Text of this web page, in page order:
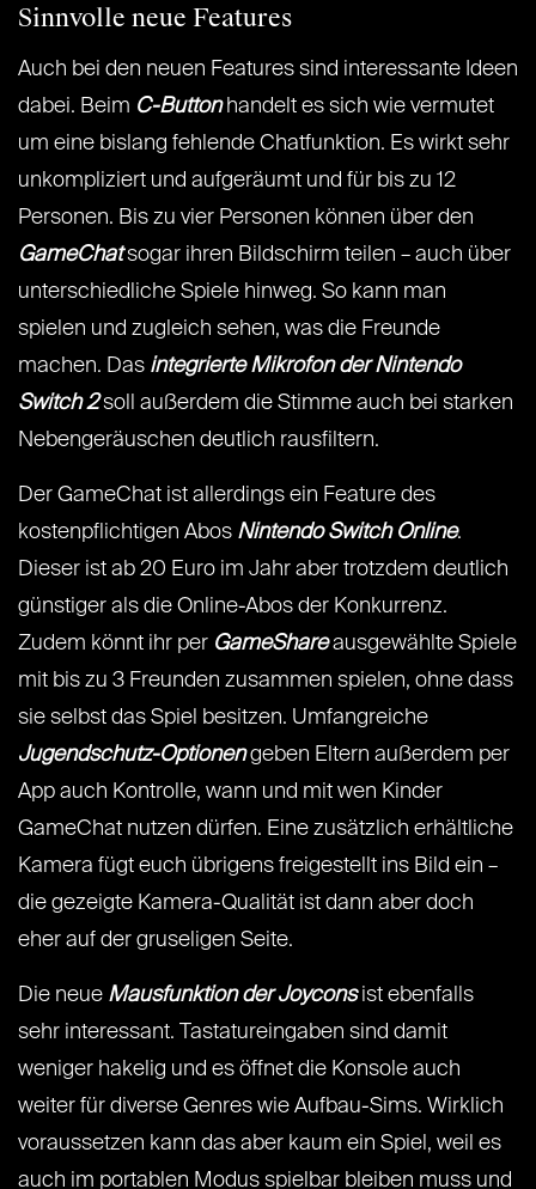
Sinnvolle neue Features
Auch bei den neuen Features sind interessante Ideen
dabei. Beim C-Buttonhandelt es sich wie vermutet
um eine bislang fehlende Chatfunktion. Es wirkt sehr
unkompliziert und aufgeräumt und für bis zu 12
Personen. Bis zu vier Personen können über den
GameChat sogar ihren Bildschirm teilen – auch über
unterschiedliche Spiele hinweg. So kann man
spielen und zugleich sehen, was die Freunde
machen. Das integrierte Mikrofon der Nintendo
Switch 2soll außerdem die Stimme auch bei starken
Nebengeräuschen deutlich rausfiltern.
Der GameChat ist allerdings ein Feature des
kostenpflichtigen Abos Nintendo Switch Online.
Dieser ist ab 20 Euro im Jahr aber trotzdem deutlich
günstiger als die Online-Abos der Konkurrenz.
Zudem könnt ihr per GameShare ausgewählte Spiele
mit bis zu 3 Freunden zusammen spielen, ohne dass
sie selbst das Spiel besitzen. Umfangreiche
Jugendschutz-Optionengeben Eltern außerdem per
App auch Kontrolle, wann und mit wen Kinder
GameChat nutzen dürfen. Eine zusätzlich erhältliche
Kamera fügt euch übrigens freigestellt ins Bild ein –
die gezeigte Kamera-Qualität ist dann aber doch
eher auf der gruseligen Seite.
Die neue Mausfunktion der Joyconsist ebenfalls
sehr interessant. Tastatureingaben sind damit
weniger hakelig und es öffnet die Konsole auch
weiter für diverse Genres wie Aufbau-Sims. Wirklich
voraussetzen kann das aber kaum ein Spiel, weil es
auch im portablen Modus spielbar bleiben muss und